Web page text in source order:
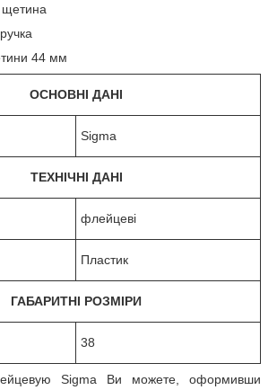
44 мм
ОСНОВНІ ДАНІ
Sigma
ТЕХНІЧНІ ДАНІ
флейцеві
Пластик
ГАБАРИТНІ РОЗМІРИ
38
Sigma Ви можете, оформивши